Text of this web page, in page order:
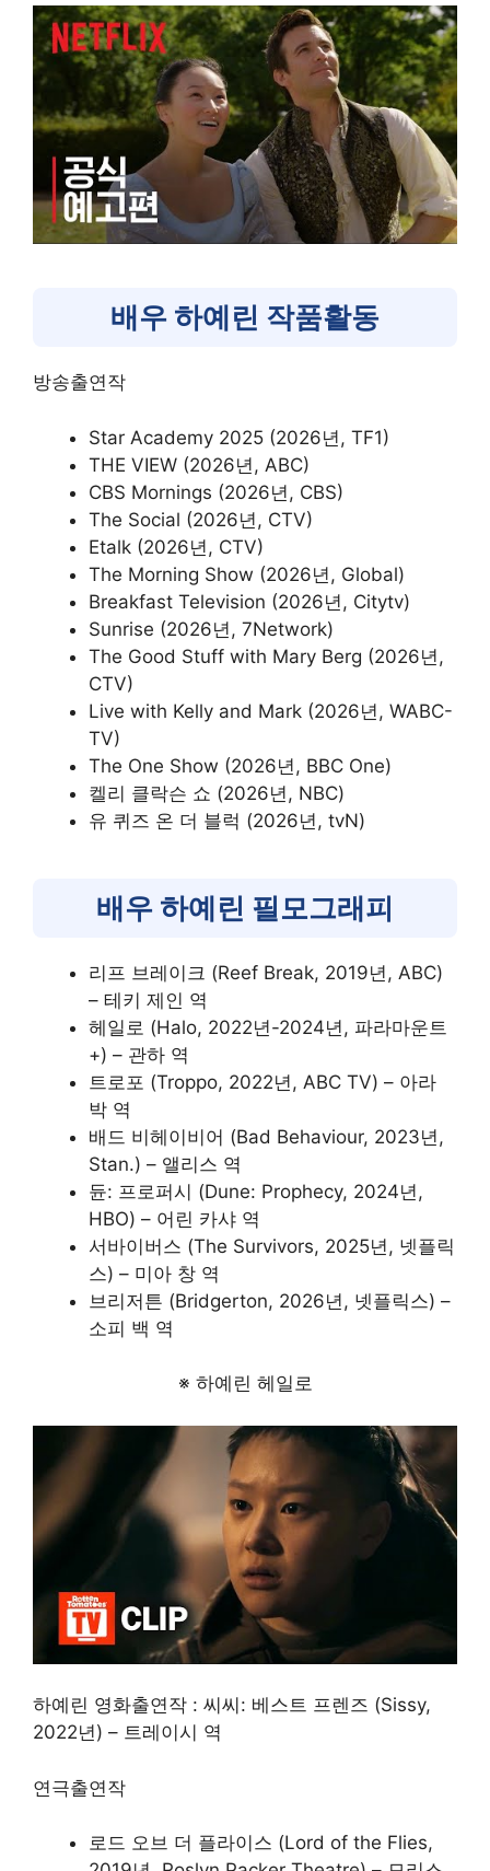
배우 하예린 작품활동
방송출연작
Star Academy 2025 (2026년, TF1)
THE VIEW (2026년, ABC)
CBS Mornings (2026년, CBS)
The Social (2026년, CTV)
Etalk (2026년, CTV)
The Morning Show (2026년, Global)
Breakfast Television (2026년, Citytv)
Sunrise (2026년, 7Network)
The Good Stuff with Mary Berg (2026년,
CTV)
Live with Kelly and Mark (2026년, WABC-
TV)
The One Show (2026년, BBC One)
켈리 클락슨 쇼 (2026년, NBC)
유 퀴즈 온 더 블럭 (2026년, tvN)
배우 하예린 필모그래피
리프 브레이크 (Reef Break, 2019년, ABC)
– 테키 제인 역
헤일로 (Halo, 2022년-2024년, 파라마운트
+) – 관하 역
트로포 (Troppo, 2022년, ABC TV) – 아라
박 역
배드 비헤이비어 (Bad Behaviour, 2023년,
Stan.) – 앨리스 역
듄: 프로퍼시 (Dune: Prophecy, 2024년,
HBO) – 어린 카샤 역
서바이버스 (The Survivors, 2025년, 넷플릭
스) – 미아 창 역
브리저튼 (Bridgerton, 2026년, 넷플릭스) –
소피 백 역
※ 하예린 헤일로
하예린 영화출연작 : 씨씨: 베스트 프렌즈 (Sissy,
2022년) – 트레이시 역
연극출연작
로드 오브 더 플라이스 (Lord of the Flies,